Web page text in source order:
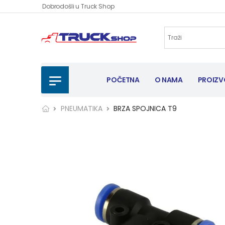
Dobrodošli u Truck Shop
POČETNA O NAMA
PNEUMATIKA BRZA SPOJNICA T9